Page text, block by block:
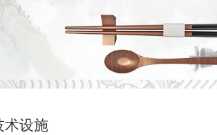
术设施